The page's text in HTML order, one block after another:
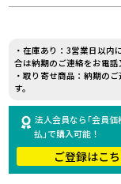
・在庫あり：3営業日以
合は納期のご連絡をお電話
・取り寄せ商品：納期の
す。
法人会員なら｢会員価
払｣で購入可能！
ご登録はこ